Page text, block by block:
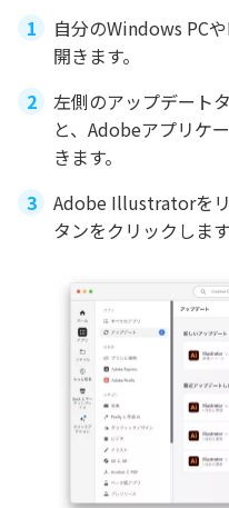
自分のWindows PC
開きます。
左側のアップデート
と、Adobeアプリケ
きます。
Adobe Illustratorを
タンをクリックします